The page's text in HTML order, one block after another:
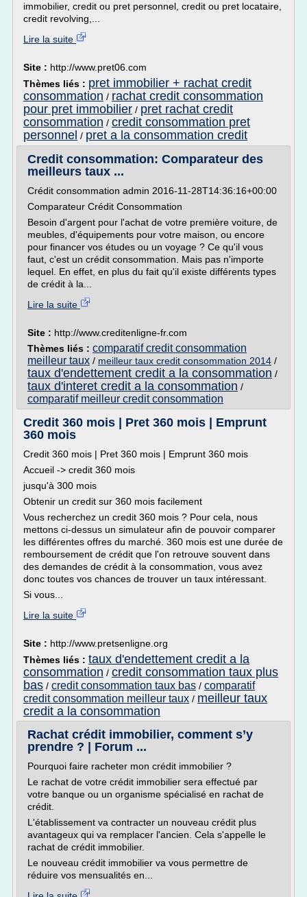
immobilier, credit ou pret personnel, credit ou pret locataire,
credit revolving,...
Lire la suite
Site : http://www.pret06.com
Thèmes liés : pret immobilier + rachat credit
consommation / rachat credit consommation
pour pret immobilier / pret rachat credit
consommation / credit consommation pret
personnel / pret a la consommation credit
Credit consommation: Comparateur des
meilleurs taux ...
Crédit consommation admin 2016-11-28T14:36:16+00:00
Comparateur Crédit Consommation
Besoin d'argent pour l'achat de votre première voiture, de
meubles, d'équipements pour votre maison, ou encore
pour financer vos études ou un voyage ? Ce qu'il vous
faut, c'est un crédit consommation. Mais pas n'importe
lequel. En effet, en plus du fait qu'il existe différents types
de crédit à la...
Lire la suite
Site : http://www.creditenligne-fr.com
Thèmes liés : comparatif credit consommation
meilleur taux / meilleur taux credit consommation 2014 /
taux d'endettement credit a la consommation /
taux d'interet credit a la consommation /
comparatif meilleur credit consommation
Credit 360 mois | Pret 360 mois | Emprunt
360 mois
Credit 360 mois | Pret 360 mois | Emprunt 360 mois
Accueil -> credit 360 mois
jusqu'à 300 mois
Obtenir un credit sur 360 mois facilement
Vous recherchez un credit 360 mois ? Pour cela, nous
mettons ci-dessus un simulateur afin de pouvoir comparer
les différentes offres du marché. 360 mois est une durée de
remboursement de crédit que l'on retrouve souvent dans
des demandes de crédit à la consommation, vous avez
donc toutes vos chances de trouver un taux intéressant.
Si vous...
Lire la suite
Site : http://www.pretsenligne.org
Thèmes liés : taux d'endettement credit a la
consommation / credit consommation taux plus
bas / credit consommation taux bas / comparatif
credit consommation meilleur taux / meilleur taux
credit a la consommation
Rachat crédit immobilier, comment s’y
prendre ? | Forum ...
Pourquoi faire racheter mon crédit immobilier ?
Le rachat de votre crédit immobilier sera effectué par
votre banque ou un organisme spécialisé en rachat de
crédit.
L'établissement va contracter un nouveau crédit plus
avantageux qui va remplacer l'ancien. Cela s'appelle le
rachat de crédit immobilier.
Le nouveau crédit immobilier va vous permettre de
réduire vos mensualités en...